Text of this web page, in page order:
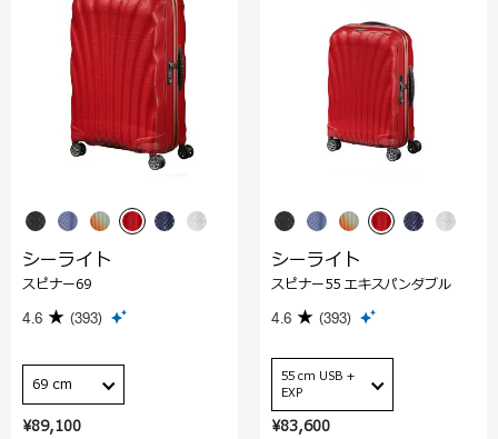
¥89,100
シーライト
スピナー69
4.6 (393)
69 cm
¥83,600
シーライト
スピナー55 エキスパンダブル
4.6 (393)
55 cm USB +
EXP